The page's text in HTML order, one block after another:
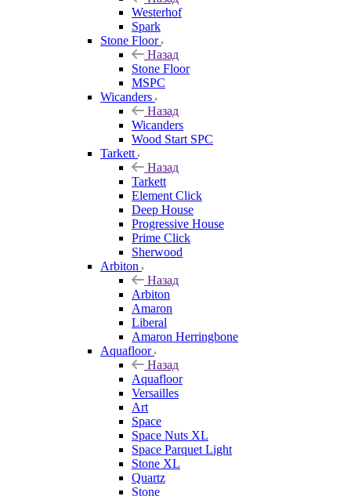
Westerhof
Spark
Stone Floor
Назад
Stone Floor
MSPC
Wicanders
Назад
Wicanders
Wood Start SPC
Tarkett
Назад
Tarkett
Element Click
Deep House
Progressive House
Prime Click
Sherwood
Arbiton
Назад
Arbiton
Amaron
Liberal
Amaron Herringbone
Aquafloor
Назад
Aquafloor
Versailles
Art
Space
Space Nuts XL
Space Parquet Light
Stone XL
Quartz
Stone